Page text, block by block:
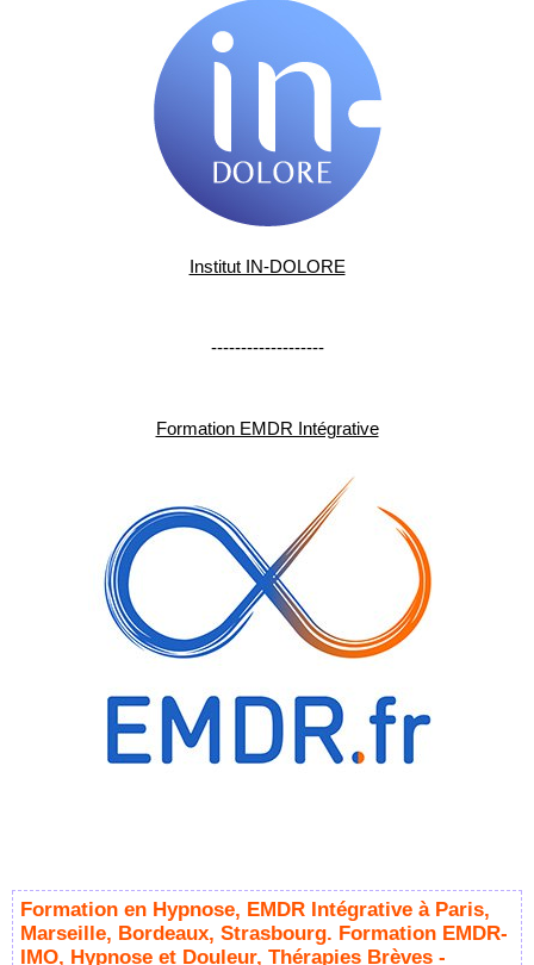
Institut IN-DOLORE
-------------------
Formation EMDR Intégrative
Formation en Hypnose, EMDR Intégrative à Paris,
Marseille, Bordeaux, Strasbourg. Formation EMDR-
IMO, Hypnose et Douleur, Thérapies Brèves -